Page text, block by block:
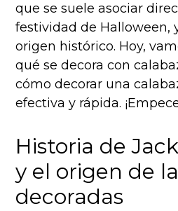
que se suele asociar
festividad de Halloween,
origen histórico. Hoy,
qué se decora con
cómo decorar una
efectiva y rápida.
Historia de
y el origen de
decoradas